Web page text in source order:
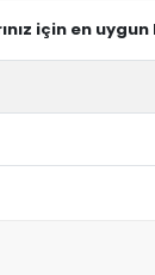
için en